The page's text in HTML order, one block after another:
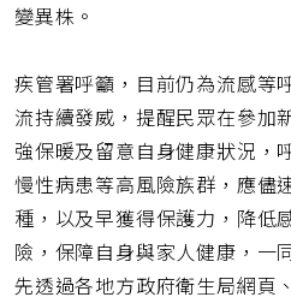
變異株。
疾管署呼籲，目前仍為流感等
流持續發威，提醒民眾在參加
強保暖及留意自身健康狀況，
慢性病患等高風險族群，應儘
種，以及早獲得保護力，降低
險，保障自身與家人健康，一
先透過各地方政府衛生局網頁